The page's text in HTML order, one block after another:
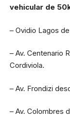
vehicular de
– Ovidio Lagos
– Av. Centenario
Cordiviola.
– Av. Frondizi
– Av. Colombres